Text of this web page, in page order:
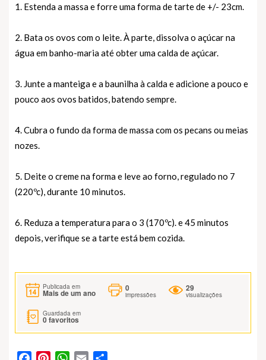
1. Estenda a massa e forre uma forma de tarte de +/- 23cm.
2. Bata os ovos com o leite. À parte, dissolva o açúcar na
água em banho-maria até obter uma calda de açúcar.
3. Junte a manteiga e a baunilha à calda e adicione a pouco e
pouco aos ovos batidos, batendo sempre.
4. Cubra o fundo da forma de massa com os pecans ou meias
nozes.
5. Deite o creme na forma e leve ao forno, regulado no 7
(220ºc), durante 10 minutos.
6. Reduza a temperatura para o 3 (170ºc). e 45 minutos
depois, verifique se a tarte está bem cozida.
Publicada em
Mais de um ano
0
impressões
29
visualizações
Guardada em
0favoritos